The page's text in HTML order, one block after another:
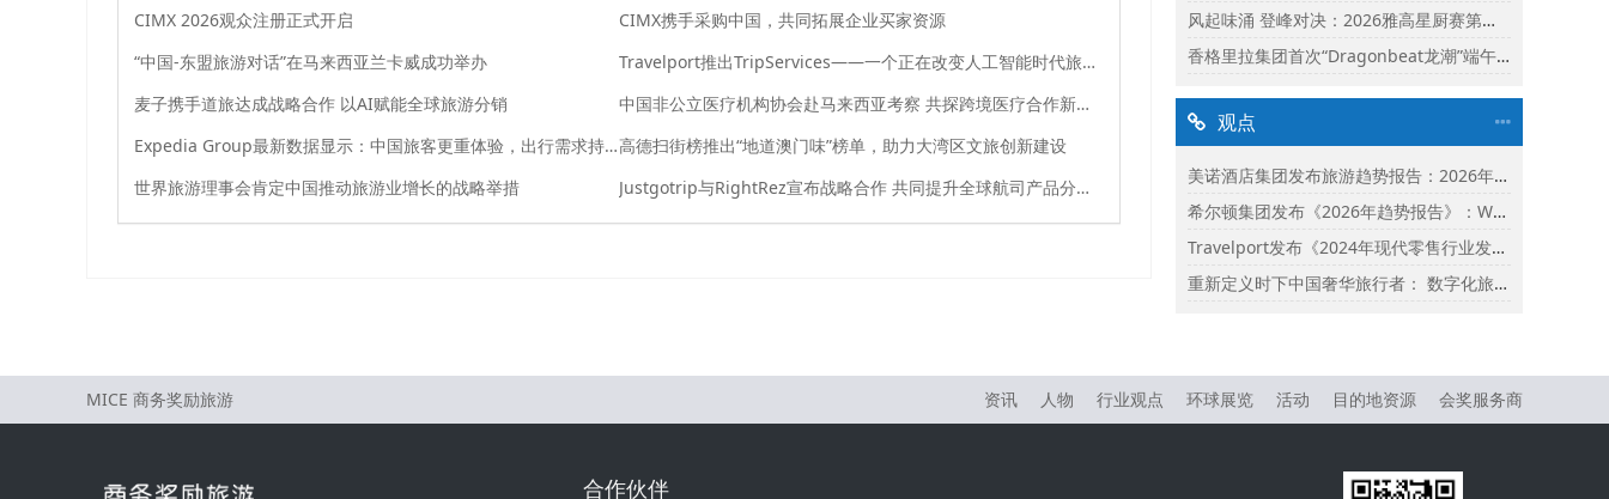
CIMX 2026观众注册正式开启
CIMX携手采购中国，共同拓展企业买家资源
“中国-东盟旅游对话”在马来西亚兰卡威成功举办
Travelport推出TripServices——一个正在改变人工智能时代旅游销售与服务方式的API平台
麦子携手道旅达成战略合作 以AI赋能全球旅游分销
中国非公立医疗机构协会赴马来西亚考察 共探跨境医疗合作新机遇
Expedia Group最新数据显示：中国旅客更重体验，出行需求持续升温高德扫街榜推出“地道澳门味”榜单，助力大湾区文旅创新建设
世界旅游理事会肯定中国推动旅游业增长的战略举措
Justgotrip与RightRez宣布战略合作 共同提升全球航司产品分销能力
风起味涌 登峰对决：2026雅高星厨赛第二阶段启动
香格里拉集团首次“Dragonbeat龙潮”端午庆典精彩落幕
观点
美诺酒店集团发布旅游趋势报告：2026年市场保持乐观并揭示旅行者渴望联结
希尔顿集团发布《2026年趋势报告》：Whycation成为旅行新趋势
Travelport发布《2024年现代零售行业发展状况报告》
重新定义时下中国奢华旅行者： 数字化旅行与体验式奢华将成为影响2024年旅行选择的关键词
MICE 商务奖励旅游 资讯 人物 行业观点 环球展览 活动 目的地资源 会奖服务商
合作伙伴